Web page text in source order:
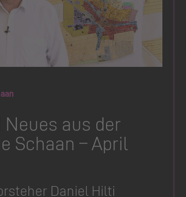
Neues aus der
Schaan – April
Daniel Hilti